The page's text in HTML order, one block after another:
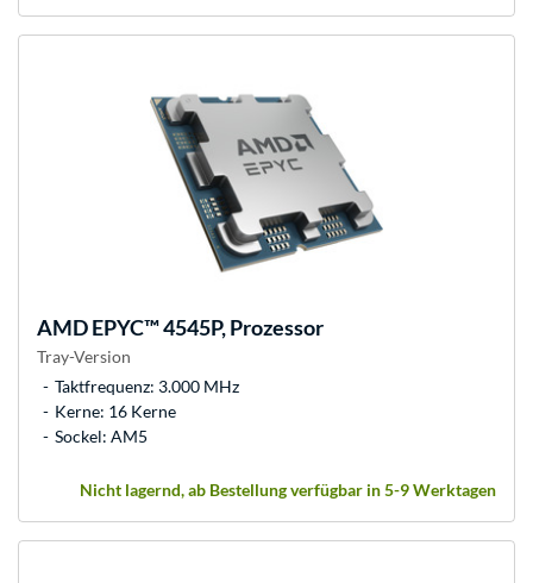
AMDEPYC™ 4545P, Prozessor
Tray-Version
Taktfrequenz: 3.000 MHz
Kerne: 16 Kerne
Sockel: AM5
Nicht lagernd, ab Bestellung verfügbar in 5-9 Werktagen